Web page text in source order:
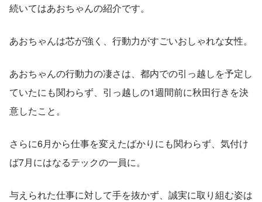
続いてはあおちゃんの紹介です。
あおちゃんは芯が強く、行動力がすごいおしゃれな女性。
あおちゃんの行動力の凄さは、都内での引っ越しを予定し
ていたにも関わらず、引っ越しの1週間前に秋田行きを決
意したこと。
さらに6月から仕事を変えたばかりにも関わらず、気付け
ば7月にはなるテックの一員に。
与えられた仕事に対して手を抜かず、誠実に取り組む姿は